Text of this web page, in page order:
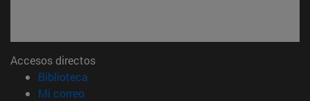
Accesos directos
Biblioteca
Mi correo(abre en nueva ventana)